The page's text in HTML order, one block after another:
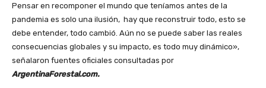
Pensar en recomponer el mundo que teníamos antes de la
pandemia es solo una ilusión, hay que reconstruir todo, esto se
debe entender, todo cambió. Aún no se puede saber las reales
consecuencias globales y su impacto, es todo muy dinámico»,
señalaron fuentes oficiales consultadas por
ArgentinaForestal.com.